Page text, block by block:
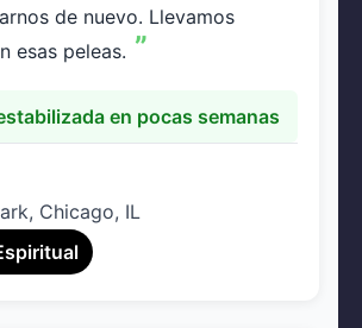
de nuevo. Llevamos
esas peleas.
en pocas semanas
Chicago, IL